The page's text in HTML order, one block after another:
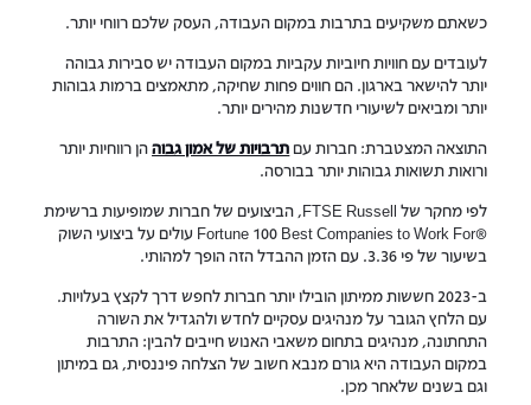
כשאתם משקיעים בתרבות במקום העבודה, העסק שלכם רווחי יותר.
לעובדים עם חוויות חיוביות עקביות במקום העבודה יש סבירות גבוהה
יותר להישאר בארגון. הם חווים פחות שחיקה, מתאמצים ברמות גבוהות
יותר ומביאים לשיעורי חדשנות מהירים יותר.
התוצאה המצטברת: חברות עם תרבויות של אמון גבוההן רווחיות יותר
ורואות תשואות גבוהות יותר בבורסה.
לפי מחקר של FTSE Russell, הביצועים של חברות שמופיעות ברשימת
Fortune 100 Best Companies to Work For®‎ עולים על ביצועי השוק
בשיעור של פי 3.36. עם הזמן ההבדל הזה הופך למהותי.
ב-2023 חששות ממיתון הובילו יותר חברות לחפש דרך לקצץ בעלויות.
עם הלחץ הגובר על מנהיגים עסקיים לחדש ולהגדיל את השורה
התחתונה, מנהיגים בתחום משאבי האנוש חייבים להבין: התרבות
במקום העבודה היא גורם מנבא חשוב של הצלחה פיננסית, גם במיתון
וגם בשנים שלאחר מכן.